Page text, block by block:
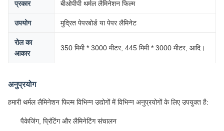
प्रकार बीओपीपी थर्मल लैमिनेशन फिल्म
उपयोग मुद्रित पेपरबोर्ड या पेपर लैमिनेट
रोल का
आकार
350 मिमी * 3000 मीटर, 445 मिमी * 3000 मीटर, आदि।
अनुप्रयोग
हमारी थर्मल लैमिनेशन फिल्म विभिन्न उद्योगों में विभिन्न अनुप्रयोगों के लिए उपयुक्त है:
पैकेजिंग, प्रिंटिंग और लैमिनेटिंग संचालन